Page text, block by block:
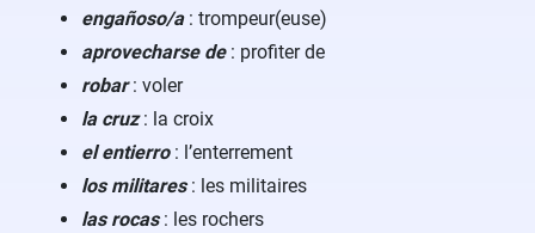
engañoso/a : trompeur(euse)
aprovecharse de: profiter de
robar : voler
la cruz : la croix
el entierro : l’enterrement
los militares: les militaires
las rocas: les rochers